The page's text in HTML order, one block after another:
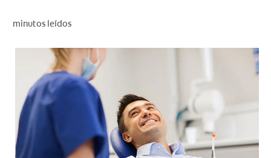
CUPONES
minutos leídos